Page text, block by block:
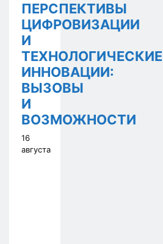
ПЕРСПЕКТИВЫ
ЦИФРОВИЗАЦИИ
И
ТЕХНОЛОГИЧЕСКИЕ
ИННОВАЦИИ:
ВЫЗОВЫ
И
ВОЗМОЖНОСТИ
16
августа